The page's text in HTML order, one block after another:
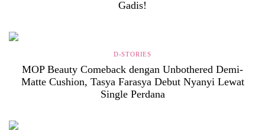
Gadis!
D-STORIES
MOP Beauty Comeback dengan Unbothered Demi-
Matte Cushion, Tasya Farasya Debut Nyanyi Lewat
Single Perdana